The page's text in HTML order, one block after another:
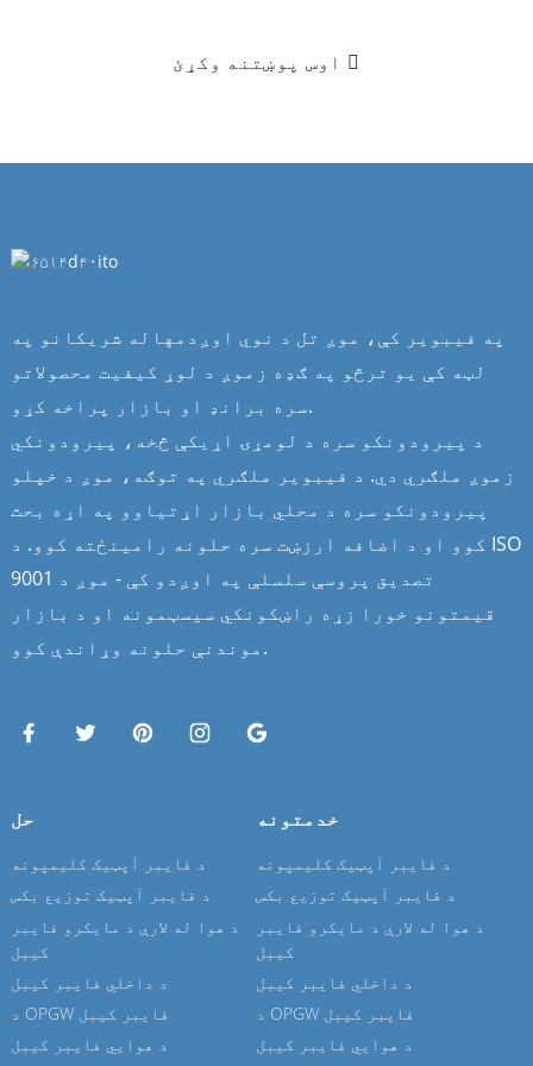
اوس پوښتنه وکړئ
په فیبویر کې، موږ تل د نوي اوږدمهاله شریکانو په
لټه کې یو ترڅو په ګډه زموږ د لوړ کیفیت محصولاتو
سره برانډ او بازار پراخه کړو.
د پیرودونکو سره د لومړۍ اړیکې څخه، پیرودونکي
زموږ ملګري دي. د فیبویر ملګري په توګه، موږ د خپلو
پیرودونکو سره د محلي بازار اړتیاوو په اړه بحث
کوو او د اضافه ارزښت سره حلونه رامینځته کوو. د ISO
9001 تصدیق پروسې سلسلې په اوږدو کې - موږ د
قیمتونو خورا زړه راښکونکي سیسټمونه او د بازار
موندنې حلونه وړاندې کوو.
حل
د فایبر آپټیک کلیمپونه
د فایبر آپټیک توزیع بکس
د هوا له لارې د مایکرو فایبر
کیبل
د داخلي فایبر کیبل
د OPGW فایبر کیبل
د هوايي فایبر کیبل
خدمتونه
د فایبر آپټیک کلیمپونه
د فایبر آپټیک توزیع بکس
د هوا له لارې د مایکرو فایبر
کیبل
د داخلي فایبر کیبل
د OPGW فایبر کیبل
د هوايي فایبر کیبل